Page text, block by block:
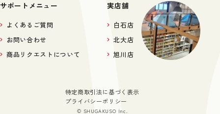
サポートメニュー
よくあるご質問
お問い合わせ
商品リクエストについて
実店舗
白石店
北大店
旭川店
© SHUGAKUSO Inc.
特定商取引法に基づく表示
プライバシーポリシー